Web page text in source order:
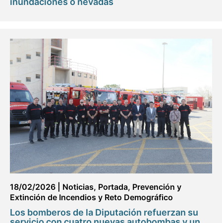
18/02/2026 Noticias, Portada, Prevención y
Extinción de Incendios y Reto Demográfico
Los bomberos de la Diputación refuerzan su